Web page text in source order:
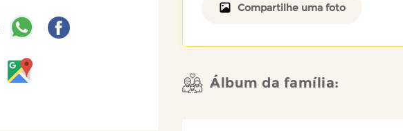
Compartilhe uma foto
Álbum da família: